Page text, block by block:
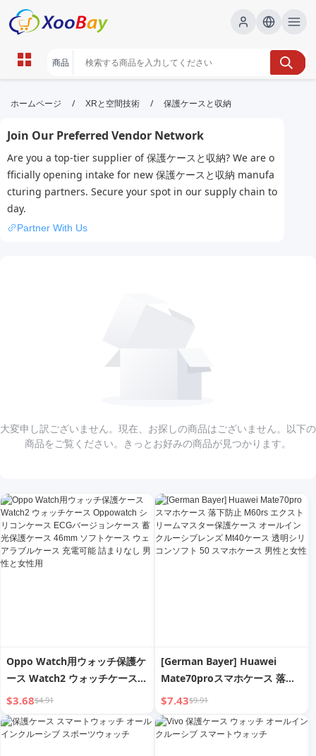
保護ケースと収納 | XOOBAY B2B/B2C
保護ケース,収納,整理術, wholesale 保護ケースと収納,
XOOBAY
保護ケースと収納の最適解と使い方案内詳細
ホームページ / XRと空間技術 / 保護ケースと収納
Join Our Preferred Vendor Network
Are you a top-tier supplier of 保護ケースと収納? We are o
fficially opening intake for new 保護ケースと収納 manufa
cturing partners. Secure your spot in our supply chain to
day.
Partner With Us
大変申し訳ございません。現在、お探しの商品はございません。以下の
商品をご覧ください。きっとお好みの商品が見つかります。
Oppo Watch用ウォッチ保護ケ
ース Watch2 ウォッチケース
Oppowatch シリコンケース
ECGバージョンケース 蓄光保護
ケース 46mm ソフトケース ウ
$3.68$4.91
[German Bayer] Huawei
Mate70proスマホケース 落下
防止 M60rs エクストリームマ
スター保護ケース オールインク
ルーシブレンズ Mt40ケース 透
$7.43$9.91